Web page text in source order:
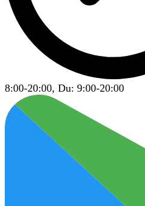
8:00-20:00, Du: 9:00-20:00